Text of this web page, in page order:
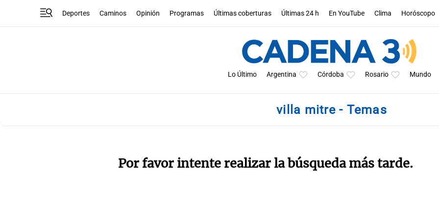
Deportes Caminos Opinión Programas Últimas coberturas Últimas 24 h En YouTube Clima Horóscopo
Lo Último Argentina Córdoba Rosario Mundo
villa mitre - Temas
Por favor intente realizar la búsqueda más tarde.